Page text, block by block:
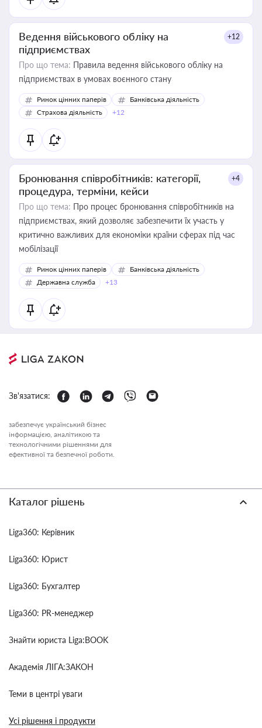
Ведення військового обліку на
підприємствах
+12
Про що тема: Правила ведення військового обліку на
підприємствах в умовах воєнного стану
Ринок цінних паперів
Банківська діяльність
Страхова діяльність
+12
Бронювання співробітників: категорії,
процедура, терміни, кейси
+4
Про що тема: Про процес бронювання співробітників на
підприємствах, який дозволяє забезпечити їх участь у
критично важливих для економіки країни сферах під час
мобілізації
Ринок цінних паперів
Банківська діяльність
Державна служба
+13
Зв'язатися:
забезпечує український бізнес
інформацією, аналітикою та
технологічними рішеннями для
ефективної та безпечної роботи.
Каталог рішень
Liga360: Керівник
Liga360: Юрист
Liga360: Бухгалтер
Liga360: PR-менеджер
Знайти юриста Liga:BOOK
Академія ЛІГА:ЗАКОН
Теми в центрі уваги
Усі рішення і продукти